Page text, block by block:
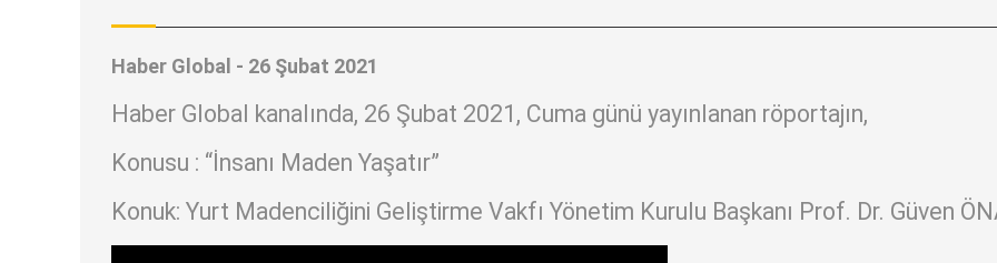
Haber Global - 26 Şubat 2021
Haber Global kanalında, 26 Şubat 2021, Cuma günü yayınlanan röportajın,
Konusu : “İnsanı Maden Yaşatır”
Konuk: Yurt Madenciliğini Geliştirme Vakfı Yönetim Kurulu Başkanı Prof. Dr. Güven